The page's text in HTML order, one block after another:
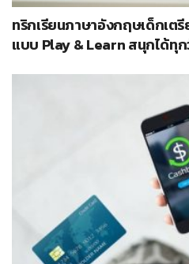
ทริกเรียนภาษาอังกฤษเด็กเต
แบบ Play & Learn สนุกได้ทุ